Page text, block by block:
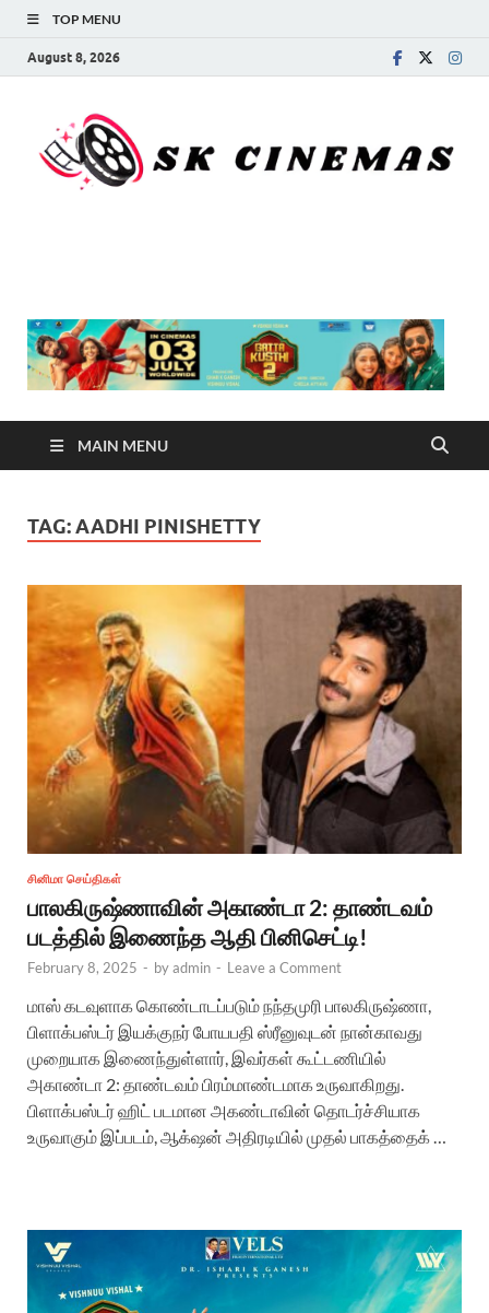
TOP MENU
August 8, 2026
MAIN MENU
TAG:AADHI PINISHETTY
சினிமா செய்திகள்
பாலகிருஷ்ணாவின் அகாண்டா 2: தாண்டவம்
படத்தில் இணைந்த ஆதி பினிசெட்டி!
February 8, 2025 - byadmin - Leave a Comment
மாஸ் கடவுளாக கொண்டாடப்படும் நந்தமுரி பாலகிருஷ்ணா,
பிளாக்பஸ்டர் இயக்குநர் போயபதி ஸ்ரீனுவுடன் நான்காவது
முறையாக இணைந்துள்ளார், இவர்கள் கூட்டணியில்
அகாண்டா 2: தாண்டவம் பிரம்மாண்டமாக உருவாகிறது.
பிளாக்பஸ்டர் ஹிட் படமான அகண்டாவின் தொடர்ச்சியாக
உருவாகும் இப்படம், ஆக்‌ஷன் அதிரடியில் முதல் பாகத்தைக் …